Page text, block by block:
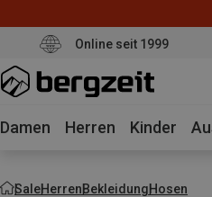
Online seit 1999
Damen Herren Kinder
SaleHerrenBekleidungHosen